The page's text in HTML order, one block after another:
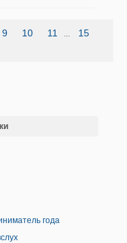
9 10 11
15
года